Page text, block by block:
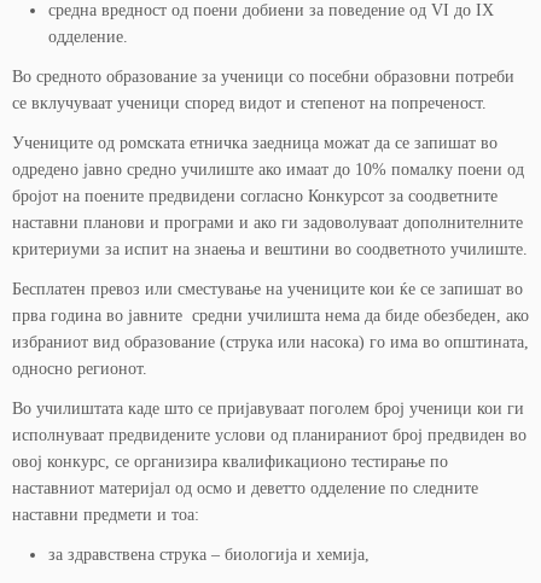
средна вредност од поени добиени за поведение од VI до IX
одделение.
Во средното образование за ученици со посебни образовни потреби
се вклучуваат ученици според видот и степенот на попреченост.
Учениците од ромската етничка заедница можат да се запишат во
одредено јавно средно училиште ако имаат до 10% помалку поени од
бројот на поените предвидени согласно Конкурсот за соодветните
наставни планови и програми и ако ги задоволуваат дополнителните
критериуми за испит на знаења и вештини во соодветното училиште.
Бесплатен превоз или сместување на учениците кои ќе се запишат во
прва година во јавните средни училишта нема да биде обезбеден, ако
избраниот вид образование (струка или насока) го има во општината,
односно регионот.
Во училиштата каде што се пријавуваат поголем број ученици кои ги
исполнуваат предвидените услови од планираниот број предвиден во
овој конкурс, се организира квалификационо тестирање по
наставниот материјал од осмо и деветто одделение по следните
наставни предмети и тоа:
за здравствена струка – биологија и хемија,